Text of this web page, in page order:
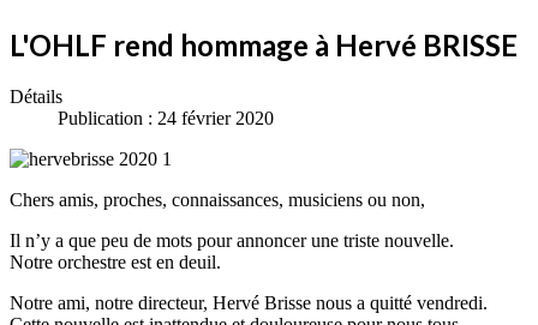
L'OHLF rend hommage à Hervé BRISSE
Détails
Publication : 24 février 2020
Chers amis, proches, connaissances, musiciens ou non,
Il n’y a que peu de mots pour annoncer une triste nouvelle.
Notre orchestre est en deuil.
Notre ami, notre directeur, Hervé Brisse nous a quitté vendredi.